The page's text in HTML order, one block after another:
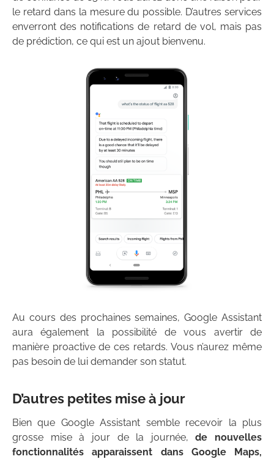
le retard dans la mesure du possible. D’autres services
enverront des notifications de retard de vol, mais pas
de prédiction, ce qui est un ajout bienvenu.
Au cours des prochaines semaines, Google Assistant
aura également la possibilité de vous avertir de
manière proactive de ces retards. Vous n’aurez même
pas besoin de lui demander son statut.
D’autres petites mise à jour
Bien que Google Assistant semble recevoir la plus
grosse mise à jour de la journée,de nouvelles
fonctionnalités apparaissent dans Google Maps,